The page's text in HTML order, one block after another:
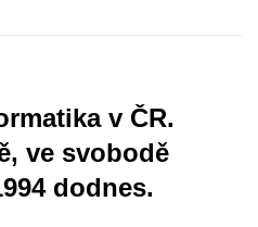
v ČR.
ve svobodě
dodnes.